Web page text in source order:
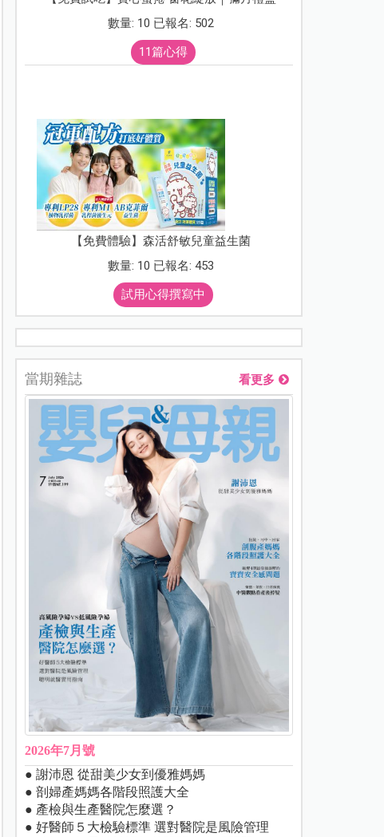
數量: 10 已報名: 502
11篇心得
【免費體驗】森活舒敏兒童益生菌
數量: 10 已報名: 453
試用心得撰寫中
當期雜誌 看更多
2026年7月號
● 謝沛恩 從甜美少女到優雅媽媽
● 剖婦產媽媽各階段照護大全
● 產檢與生產醫院怎麼選？
● 好醫師５大檢驗標準 選對醫院是風險管理